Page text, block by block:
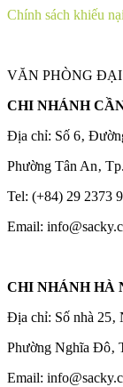
Chính sách khiếu
VĂN PHÒNG
CHI NHÁNH
Địa chỉ: Số 6‚
Phường Tân An‚
Tel: (+84) 29 2373
Email:
CHI NHÁNH HÀ
Địa chỉ: Số nhà 25‚
Phường Nghĩa Đô‚
Email: